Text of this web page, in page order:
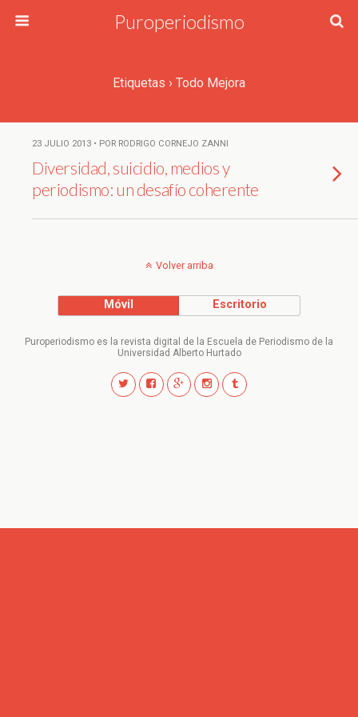
Puroperiodismo
Etiquetas › Todo Mejora
23 JULIO 2013 • POR RODRIGO CORNEJO ZANNI
Diversidad, suicidio, medios y
periodismo: un desafío coherente
Volver arriba
Móvil Escritorio
Puroperiodismo es la revista digital de la Escuela de Periodismo de la
Universidad Alberto Hurtado